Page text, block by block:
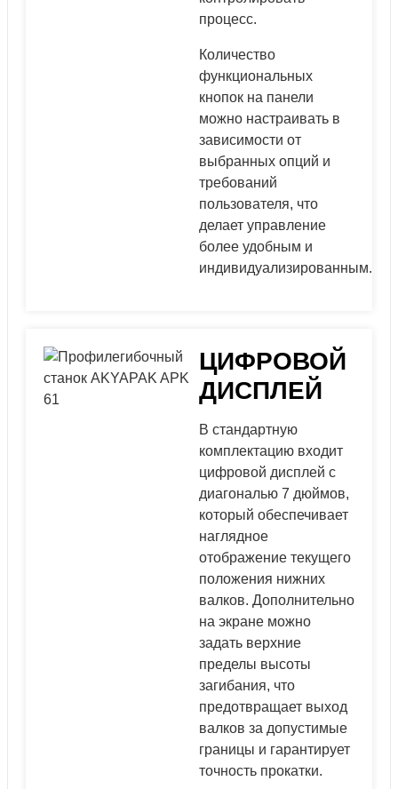
процесс.
Количество
функциональных
кнопок на панели
можно настраивать в
зависимости от
выбранных опций и
требований
пользователя, что
делает управление
более удобным и
индивидуализированным.
ЦИФРОВОЙ
ДИСПЛЕЙ
В стандартную
комплектацию входит
цифровой дисплей с
диагональю 7 дюймов,
который обеспечивает
наглядное
отображение текущего
положения нижних
валков. Дополнительно
на экране можно
задать верхние
пределы высоты
загибания, что
предотвращает выход
валков за допустимые
границы и гарантирует
точность прокатки.